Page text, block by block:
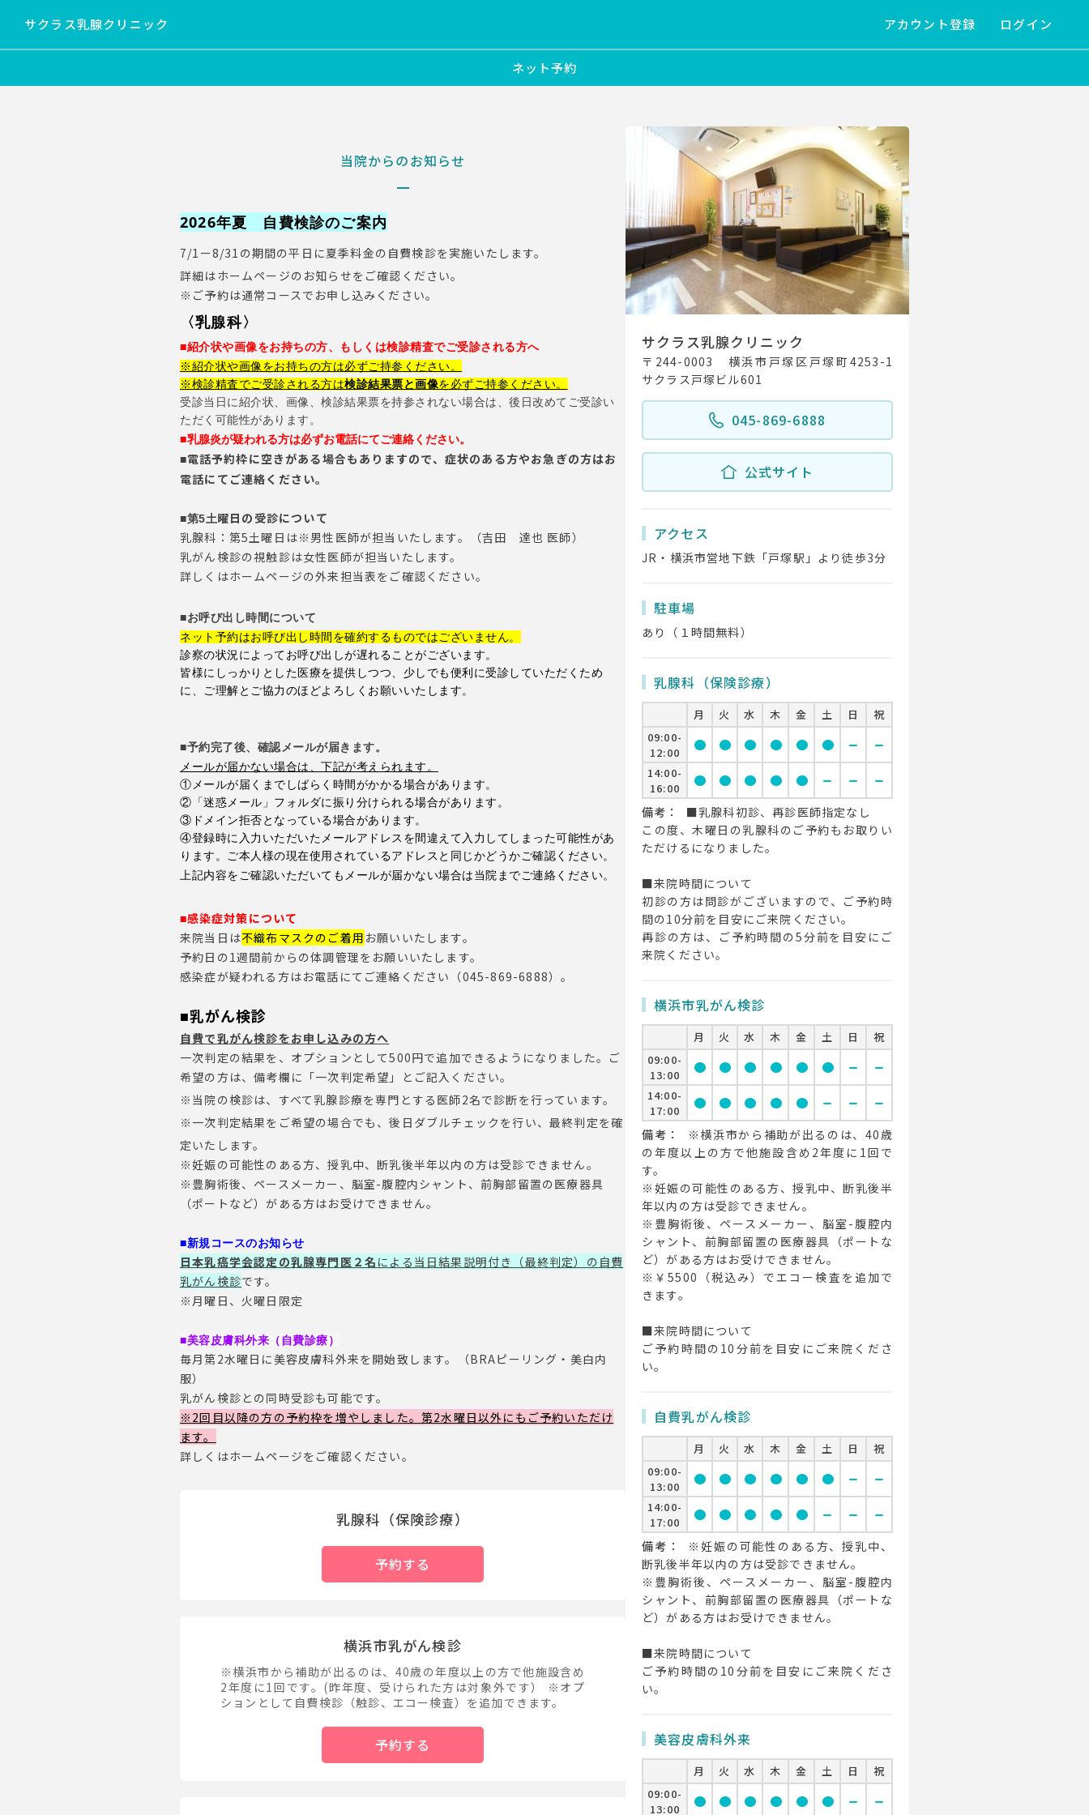
サクラス乳腺クリニック アカウント登録 ログイン
ネット予約
当院からのお知らせ
2026年夏 自費検診のご案内
7/1ー8/31の期間の平日に夏季料金の自費検診を実施いたします。
詳細はホームページのお知らせをご確認ください。
※ご予約は通常コースでお申し込みください。
〈乳腺科〉
■紹介状や画像をお持ちの方、もしくは検診精査でご受診される方へ
※紹介状や画像をお持ちの方は必ずご持参ください。
※検診精査でご受診される方は検診結果票と画像を必ずご持参ください。
受診当日に紹介状、画像、検診結果票を持参されない場合は、後日改めてご受診い
ただく可能性があります。
■乳腺炎が疑われる方は必ずお電話にてご連絡ください。
■電話予約枠に空きがある場合もありますので、 症状のある方やお急ぎの方はお
電話にてご連絡ください。
■第5土曜日の受診について
乳腺科：第5土曜日は※男性医師が担当いたします。（吉田 達也 医師）
乳がん検診の視触診は女性医師が担当いたします。
詳しくはホームページの外来担当表をご確認ください。
■お呼び出し時間について
ネット予約はお呼び出し時間を確約するものではございません。
診察の状況によってお呼び出しが遅れることがございます。
皆様にしっかりとした医療を提供しつつ、少しでも便利に受診していただくため
に、ご理解とご協力のほどよろしくお願いいたします。
■予約完了後、確認メールが届きます。
メールが届かない場合は、下記が考えられます。
① メールが届くまでしばらく時間がかかる場合があります。
② 「迷惑メール」フォルダに振り分けられる場合があります。
③ ドメイン拒否となっている場合があります。
④登録時に入力いただいたメールアドレスを間違えて入力してしまった可能性があ
ります。ご本人様の現在使用されているアドレスと同じかどうかご確認ください。
上記内容をご確認いただいてもメールが届かない場合は当院までご連絡ください。
■感染症対策について
来院当日は不織布マスクのご着用 お願いいたします。
予約日の1週間前からの体調管理をお願いいたします。
感染症が疑われる方はお電話にてご連絡ください（045-869-6888）。
■乳がん検診
自費で乳がん検診をお申し込みの方へ
一次判定の結果を、オプションとして500円で追加できるようになりました。ご
希望の方は、備考欄に「一次判定希望」とご記入ください。
※ 当院の検診は、すべて乳腺診療を専門とする医師2名で診断を行っています。
※一次判定結果をご希望の場合でも、後日ダブルチェックを行い、最終判定を確
定いたします。
※妊娠の可能性のある方、授乳中、断乳後半年以内の方は受診できません。
※豊胸術後、ペースメーカー、脳室-腹腔内シャント、前胸部留置の医療器具
（ポートなど）がある方はお受けできません。
■新規コースのお知らせ
日本乳癌学会認定の乳腺専門医２名 による当日結果説明付き（最終判定） の自費
乳がん検診です。
※月曜日、火曜日限定
■美容皮膚科外来（自費診療）
毎月第2水曜日に美容皮膚科外来を開始致します。（BRAピーリング・美白内
服）
乳がん検診との同時受診も可能です。
※2回目以降の方の予約枠を増やしました。第2水曜日以外にもご予約いただけ
ます。
詳しくはホームページをご確認ください。
乳腺科（保険診療）
予約する
横浜市乳がん検診
※横浜市から補助が出るのは、40歳の年度以上の方で他施設含め
2年度に1回です。(昨年度、受けられた方は対象外です） ※オプ
ションとして自費検診（触診、エコー検査）を追加できます。
予約する
サクラス乳腺クリニック
〒244-0003 横浜市戸塚区戸塚町4253-1
サクラス戸塚ビル601
045-869-6888
公式サイト
アクセス
JR・横浜市営地下鉄「戸塚駅」より徒歩3分
駐車場
あり（１時間無料）
乳腺科（保険診療）
月 火 水 木 金 土 日
祝
09:00-
12:00
circle circle circle circle circle circle remove remove
14:00-
16:00
circle circle circle circle circle remove remove remove
備考：
■乳腺科初診、再診医師指定なし
この度、木曜日の乳腺科のご予約もお取りい
ただけるになりました。
■来院時間について
初診の方は問診がございますので、ご予約時
間の10分前を目安にご来院ください。
再診の方は、ご予約時間の5分前を目安にご
来院ください。
横浜市乳がん検診
月 火 水 木 金 土 日
祝
09:00-
13:00
circle circle circle circle circle circle remove remove
14:00-
17:00
circle circle circle circle circle remove remove remove
備考：
※横浜市から補助が出るのは、40歳
の年度以上の方で他施設含め2年度に1回で
す。
※妊娠の可能性のある方、授乳中、断乳後半
年以内の方は受診できません。
※豊胸術後、ペースメーカー、脳室-腹腔内
シャント、前胸部留置の医療器具（ポートな
ど）がある方はお受けできません。
※￥5500（税込み）でエコー検査を追加で
きます。
■来院時間について
ご予約時間の10分前を目安にご来院くださ
い。
自費乳がん検診
月 火 水 木 金 土 日
祝
09:00-
13:00
circle circle circle circle circle circle remove remove
14:00-
17:00
circle circle circle circle circle remove remove remove
備考：
※妊娠の可能性のある方、授乳中、
断乳後半年以内の方は受診できません。
※豊胸術後、ペースメーカー、脳室-腹腔内
シャント、前胸部留置の医療器具（ポートな
ど）がある方はお受けできません。
■来院時間について
ご予約時間の10分前を目安にご来院くださ
い。
美容皮膚科外来
月 火 水 木 金 土 日
祝
09:00-
13:00
circle circle circle circle circle circle remove remove